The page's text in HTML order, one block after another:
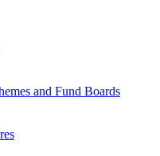
and Fund Boards